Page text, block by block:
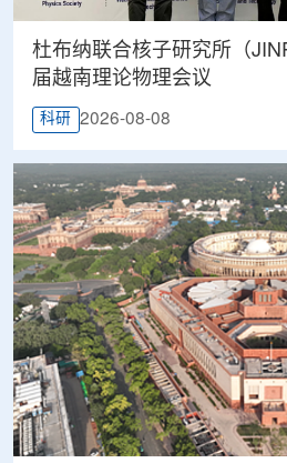
杜布纳联合核子研究所（
届越南理论物理会议
科研 2026-08-08